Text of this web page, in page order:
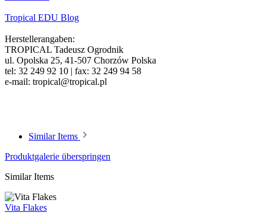
Tropical EDU Blog
Herstellerangaben:
TROPICAL Tadeusz Ogrodnik
ul. Opolska 25, 41-507 Chorzów Polska
tel: 32 249 92 10 | fax: 32 249 94 58
e-mail: tropical@tropical.pl
Similar Items
Produktgalerie überspringen
Similar Items
Vita Flakes